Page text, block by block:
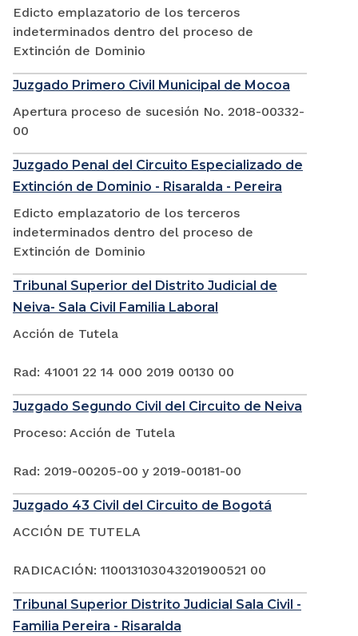
Edicto emplazatorio de los terceros
indeterminados dentro del proceso de
Extinción de Dominio
Juzgado Primero Civil Municipal de Mocoa
Apertura proceso de sucesión No. 2018-00332-
00
Juzgado Penal del Circuito Especializado de
Extinción de Dominio - Risaralda - Pereira
Edicto emplazatorio de los terceros
indeterminados dentro del proceso de
Extinción de Dominio
Tribunal Superior del Distrito Judicial de
Neiva- Sala Civil Familia Laboral
Acción de Tutela
Rad: 41001 22 14 000 2019 00130 00
Juzgado Segundo Civil del Circuito de Neiva
Proceso: Acción de Tutela
Rad: 2019-00205-00 y 2019-00181-00
Juzgado 43 Civil del Circuito de Bogotá
ACCIÓN DE TUTELA
RADICACIÓN: 110013103043201900521 00
Tribunal Superior Distrito Judicial Sala Civil -
Familia Pereira - Risaralda